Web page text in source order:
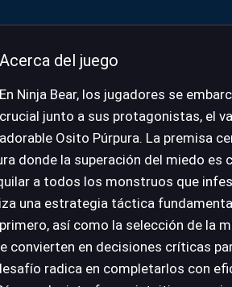
Acerca del juego
En Ninja Bear, los jugadores se
crucial junto a sus protagonistas, el
adorable Osito Púrpura. La premisa
donde la superación del miedo es
a todos los monstruos que
una estrategia táctica
así como la selección de la
convierten en decisiones críticas
radica en completarlos con